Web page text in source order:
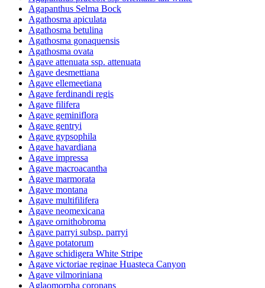
Agapanthus Selma Bock
Agathosma apiculata
Agathosma betulina
Agathosma gonaquensis
Agathosma ovata
Agave attenuata ssp. attenuata
Agave desmettiana
Agave ellemeetiana
Agave ferdinandi regis
Agave filifera
Agave geminiflora
Agave gentryi
Agave gypsophila
Agave havardiana
Agave impressa
Agave macroacantha
Agave marmorata
Agave montana
Agave multifilifera
Agave neomexicana
Agave ornithobroma
Agave parryi subsp. parryi
Agave potatorum
Agave schidigera White Stripe
Agave victoriae reginae Huasteca Canyon
Agave vilmoriniana
Aglaomorpha coronans